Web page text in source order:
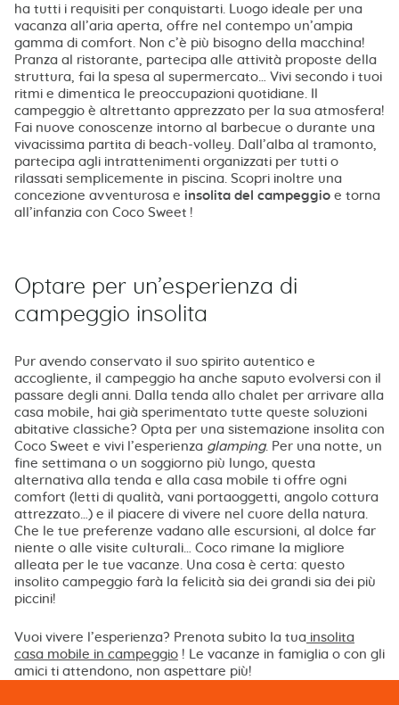
ha tutti i requisiti per conquistarti. Luogo ideale per una
vacanza all’aria aperta, offre nel contempo un’ampia
gamma di comfort. Non c’è più bisogno della macchina!
Pranza al ristorante, partecipa alle attività proposte della
struttura, fai la spesa al supermercato… Vivi secondo i tuoi
ritmi e dimentica le preoccupazioni quotidiane. Il
campeggio è altrettanto apprezzato per la sua atmosfera!
Fai nuove conoscenze intorno al barbecue o durante una
vivacissima partita di beach-volley. Dall’alba al tramonto,
partecipa agli intrattenimenti organizzati per tutti o
rilassati semplicemente in piscina. Scopri inoltre una
concezione avventurosa e insolita del campeggio e torna
all’infanzia con Coco Sweet !
Optare per un’esperienza di
campeggio insolita
Pur avendo conservato il suo spirito autentico e
accogliente, il campeggio ha anche saputo evolversi con il
passare degli anni. Dalla tenda allo chalet per arrivare alla
casa mobile, hai già sperimentato tutte queste soluzioni
abitative classiche? Opta per una sistemazione insolita con
Coco Sweet e vivi l’esperienza glamping. Per una notte, un
fine settimana o un soggiorno più lungo, questa
alternativa alla tenda e alla casa mobile ti offre ogni
comfort (letti di qualità, vani portaoggetti, angolo cottura
attrezzato…) e il piacere di vivere nel cuore della natura.
Che le tue preferenze vadano alle escursioni, al dolce far
niente o alle visite culturali… Coco rimane la migliore
alleata per le tue vacanze. Una cosa è certa: questo
insolito campeggio farà la felicità sia dei grandi sia dei più
piccini!
Vuoi vivere l’esperienza? Prenota subito la tua insolita
casa mobile in campeggio ! Le vacanze in famiglia o con gli
amici ti attendono, non aspettare più!